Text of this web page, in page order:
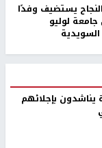
يستضيف وفدًا
جامعة لوليو
السويدية
بإجلائهم